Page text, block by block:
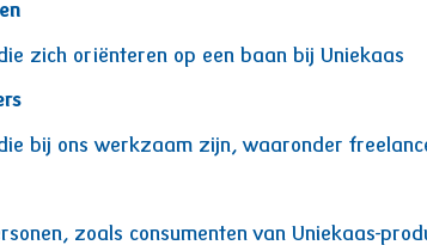
zich oriënteren op een baan bij Uniekaas
bij ons werkzaam zijn, waaronder
zoals consumenten van Uniekaas-